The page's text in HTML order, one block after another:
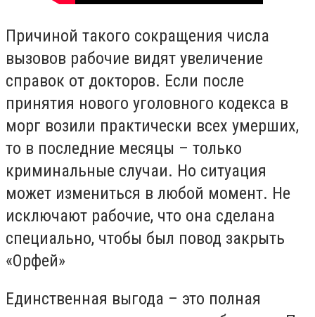
Причиной такого сокращения числа
вызовов рабочие видят увеличение
справок от докторов. Если после
принятия нового уголовного кодекса в
морг возили практически всех умерших,
то в последние месяцы – только
криминальные случаи. Но ситуация
может измениться в любой момент. Не
исключают рабочие, что она сделана
специально, чтобы был повод закрыть
«Орфей»
Единственная выгода – это полная